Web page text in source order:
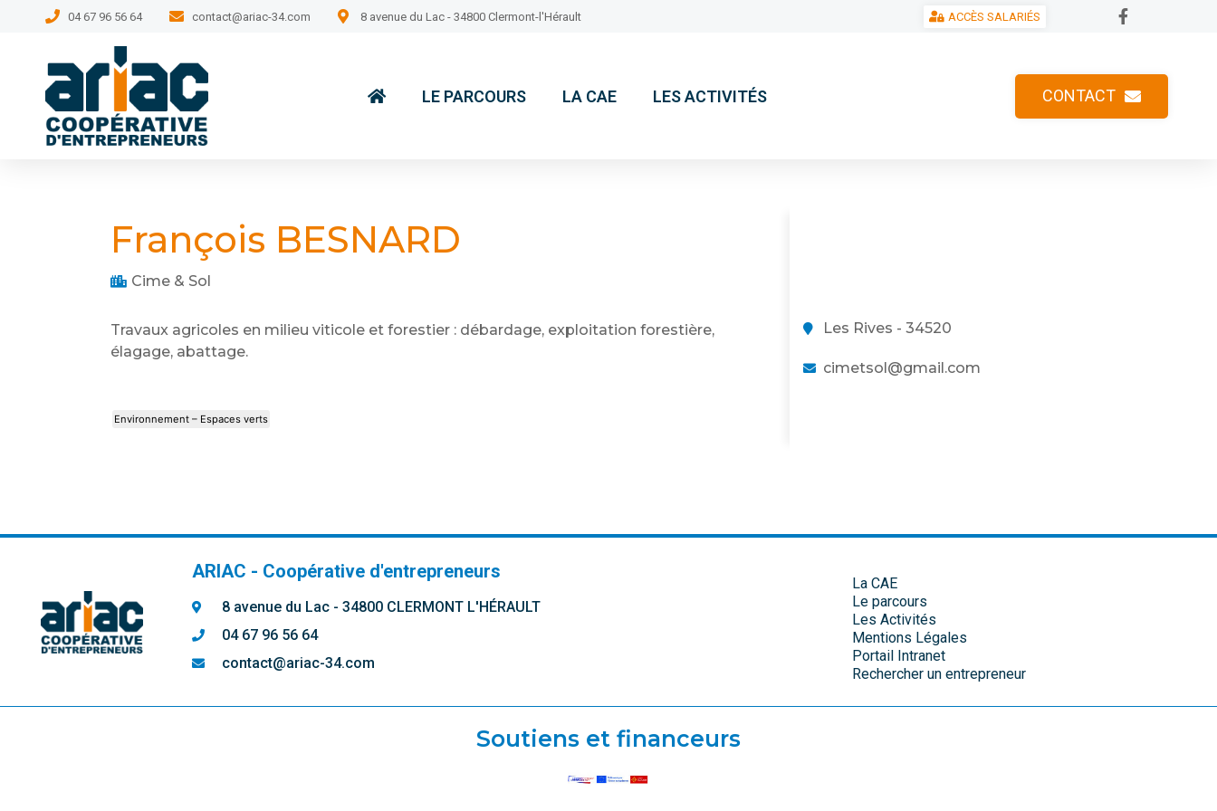
04 67 96 56 64 contact@ariac-34.com 8 avenue du Lac - 34800 Clermont-l'Hérault ACCÈS SALARIÉS
LE PARCOURS LA CAE LES ACTIVITÉS CONTACT
François BESNARD
Cime & Sol
Travaux agricoles en milieu viticole et forestier : débardage, exploitation forestière,
élagage, abattage.
Environnement – Espaces verts
Les Rives - 34520
cimetsol@gmail.com
ARIAC - Coopérative d'entrepreneurs
8 avenue du Lac - 34800 CLERMONT L'HÉRAULT
04 67 96 56 64
contact@ariac-34.com
La CAE
Le parcours
Les Activités
Mentions Légales
Portail Intranet
Rechercher un entrepreneur
Soutiens et financeurs